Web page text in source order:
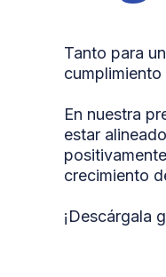
Tanto para
En nuestra
estar
crecimiento
¡Descárgala